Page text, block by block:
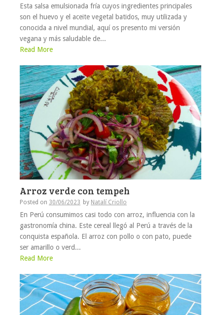
Esta salsa emulsionada fría cuyos ingredientes principales
son el huevo y el aceite vegetal batidos, muy utilizada y
conocida a nivel mundial, aquí os presento mi versión
vegana y más saludable de...
Read More
Arroz verde con tempeh
Posted on 30/06/2023 by Natalí Criollo
En Perú consumimos casi todo con arroz, influencia con la
gastronomía china. Este cereal llegó al Perú a través de la
conquista española. El arroz con pollo o con pato, puede
ser amarillo o verd...
Read More